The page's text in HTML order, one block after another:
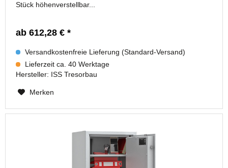
Stück höhenverstellbar...
ab 612,28 € *
Versandkostenfreie Lieferung (Standard-Versand)
Lieferzeit ca. 40 Werktage
Hersteller: ISS Tresorbau
Merken